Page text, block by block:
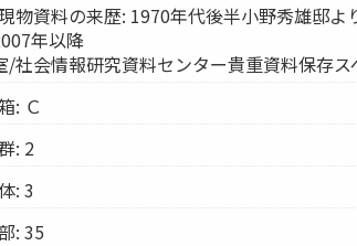
物資料の来歴: 1970年代後半小野秀雄邸よ
年以降
/社会情報研究資料センター貴重資料保存ス
: Ｃ
: 2
: 3
: 35